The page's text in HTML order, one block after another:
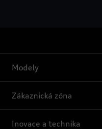
Modely
Zákaznická zóna
Inovace a technika